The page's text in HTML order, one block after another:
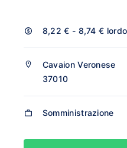
8,22 € - 8,74 €
Cavaion Veronese
37010
Somministrazione